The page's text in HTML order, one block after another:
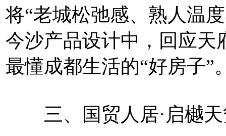
将“老城松弛感、熟人温
今沙产品设计中，回应天
最懂成都生活的“好房子”
三、国贸人居·启樾天